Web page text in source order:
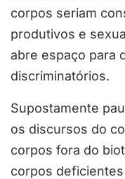
corpos seriam
produtivos e
abre espaço para
discriminatórios.
Supostamente
os discursos do
corpos fora do
corpos